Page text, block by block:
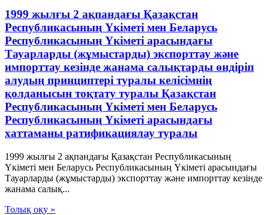
1999 жылғы 2 ақпандағы Қазақстан
Республикасының Үкіметі мен Беларусь
Республикасының Үкіметі арасындағы
Тауарларды (жұмыстарды) экспорттау және
импорттау кезінде жанама салықтарды өндіріп
алудың принциптері туралы келісімнің
қолданысын тоқтату туралы Қазақстан
Республикасының Үкіметі мен Беларусь
Республикасының Үкіметі арасындағы
хаттаманы ратификациялау туралы
1999 жылғы 2 ақпандағы Қазақстан Республикасының
Үкіметі мен Беларусь Республикасының Үкіметі арасындағы
Тауарларды (жұмыстарды) экспорттау және импорттау кезінде
жанама салық...
Толық оқу »